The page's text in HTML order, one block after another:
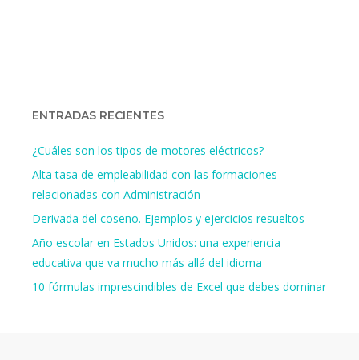
ENTRADAS RECIENTES
¿Cuáles son los tipos de motores eléctricos?
Alta tasa de empleabilidad con las formaciones
relacionadas con Administración
Derivada del coseno. Ejemplos y ejercicios resueltos
Año escolar en Estados Unidos: una experiencia
educativa que va mucho más allá del idioma
10 fórmulas imprescindibles de Excel que debes dominar